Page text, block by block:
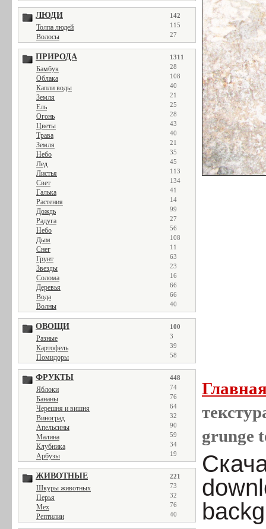
ЛЮДИ 142
Толпа людей 115
Волосы 27
ПРИРОДА 1311
Бамбук 28
Облака 108
Капли воды 40
Земля 21
Ель 25
Огонь 28
Цветы 43
Трава 40
Земля 21
Небо 35
Лед 45
Листья 113
Свет 134
Галька 41
Растения 14
Дождь 99
Радуга 27
Небо 56
Дым 108
Снег 11
Грунт 63
Звезды 23
Солома 16
Деревья 66
Вода 66
Волны 40
ОВОЩИ 100
Разные 3
Картофель 39
Помидоры 58
ФРУКТЫ 448
Яблоки 74
Бананы 76
Черешня и вишня 64
Виноград 32
Апельсины 90
Малина 59
Клубника 34
Арбузы 19
ЖИВОТНЫЕ 221
Шкуры животных 73
Перья 32
Мех 76
Рептилии 40
grunge